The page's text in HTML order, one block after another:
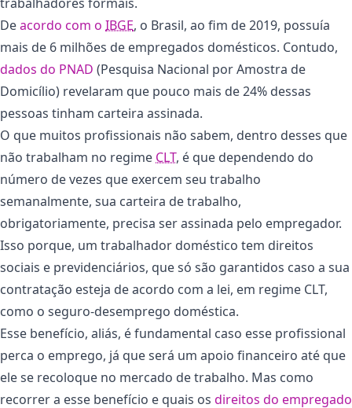
Deacordo com o IBGE, o Brasil, ao fim de 2019, possuía
mais de 6 milhões de empregados domésticos. Contudo,
dados do PNAD (Pesquisa Nacional por Amostra de
Domicílio) revelaram que pouco mais de 24% dessas
pessoas tinham carteira assinada.
O que muitos profissionais não sabem, dentro desses que
não trabalham no regime CLT, é que dependendo do
número de vezes que exercem seu trabalho
semanalmente, sua carteira de trabalho,
obrigatoriamente, precisa ser assinada pelo empregador.
Isso porque, um trabalhador doméstico tem direitos
sociais e previdenciários, que só são garantidos caso a sua
contratação esteja de acordo com a lei, em regime CLT,
como o seguro-desemprego doméstica.
Esse benefício, aliás, é fundamental caso esse profissional
perca o emprego, já que será um apoio financeiro até que
ele se recoloque no mercado de trabalho. Mas como
recorrer a esse benefício e quais os direitos do empregado